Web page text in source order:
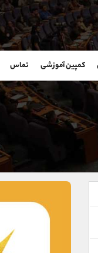
کمپین آموزشی تماس
شروع گفتگو
107
واتساپ
تلگرام